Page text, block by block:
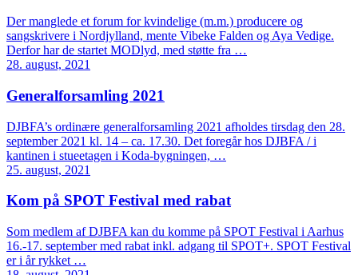
Der manglede et forum for kvindelige (m.m.) producere og
sangskrivere i Nordjylland, mente Vibeke Falden og Aya Vedige.
Derfor har de startet MODlyd, med støtte fra …
28. august, 2021
Generalforsamling 2021
DJBFA’s ordinære generalforsamling 2021 afholdes tirsdag den 28.
september 2021 kl. 14 – ca. 17.30. Det foregår hos DJBFA / i
kantinen i stueetagen i Koda-bygningen, …
25. august, 2021
Kom på SPOT Festival med rabat
Som medlem af DJBFA kan du komme på SPOT Festival i Aarhus
16.-17. september med rabat inkl. adgang til SPOT+. SPOT Festival
er i år rykket …